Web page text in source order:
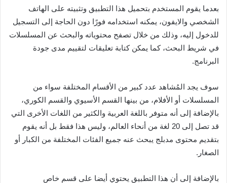
بعدما يقوم المستخدم بتحميل هذا التطبيق وتثبيته على الهاتف
الشخصي والايفون، يمكنه استخدامه فورًا دون الحاجة إلى التسجيل
للدخول إليه، وذلك من خلال تصفح محتوياته والبحث عن المسلسلات
في شريط البحث، كما يمكن كتابة تعليقات لتقييم مدى جودة
البرنامج.
سوف يجد المُشاهد عدد كبير من الأقسام المختلفة سواء من
المسلسلات أو الأفلام، من بينها القسم الأسيوي والقسم الكوري،
بالإضافة إلى أنه متوفر باللغة العربية والكثير من اللغات الأخرى التي
قد تصل إلى 20 لغة من أنحاء العالم، وليس هذا فقط بل أنه يقوم
بتقديم محتوى مدبلج يبحث عنه جميع الفئات المختلفة من الكبار أو
الصغار.
بالإضافة إلى أن هذا التطبيق يحتوي أيضا على قسم خاص